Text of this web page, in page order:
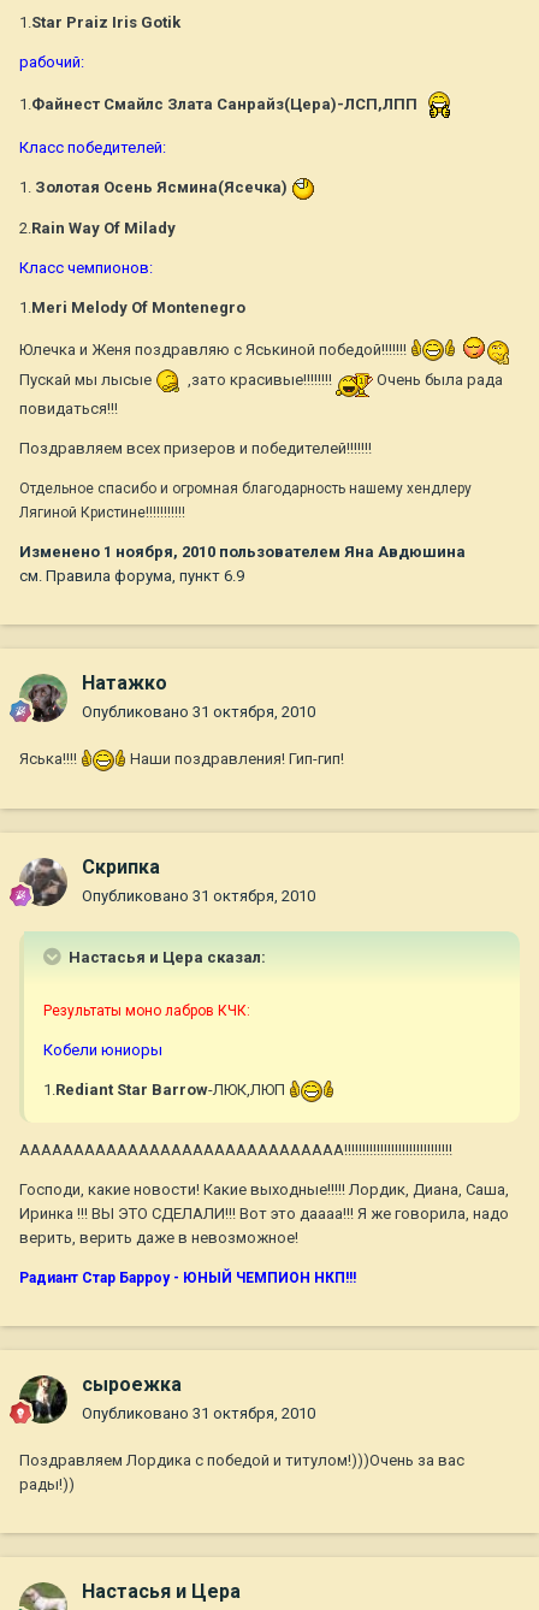
1.Star Praiz Iris Gotik
рабочий:
1.Файнест Смайлс Злата Санрайз(Цера)-ЛСП,ЛПП
Класс победителей:
1. Золотая Осень Ясмина(Ясечка)
2. Rain Way Of Milady
Класс чемпионов:
1. Meri Melody Of Montenegro
Юлечка и Женя поздравляю с Яськиной победой!!!!!!!
Пускай мы лысые
,зато красивые!!!!!!!!
Очень была рада
повидаться!!!
Поздравляем всех призеров и победителей!!!!!!!
Отдельное спасибо и огромная благодарность нашему хендлеру
Лягиной Кристине!!!!!!!!!!!
Изменено 1 ноября, 2010 пользователем Яна Авдюшина
см. Правила форума, пункт 6.9
Натажко
Опубликовано 31 октября, 2010
Яська!!!! Наши поздравления! Гип-гип!
Скрипка
Опубликовано 31 октября, 2010
Настасья и Цера сказал:
Результаты моно лабров КЧК:
Кобели юниоры
1.Rediant Star Barrow-ЛЮК,ЛЮП
АААААААААААААААААААААААААААААА!!!!!!!!!!!!!!!!!!!!!!!!!!!!!!
Господи, какие новости! Какие выходные!!!!! Лордик, Диана, Саша,
Иринка !!! ВЫ ЭТО СДЕЛАЛИ!!! Вот это даааа!!! Я же говорила, надо
верить, верить даже в невозможное!
Радиант Стар Барроу - ЮНЫЙ ЧЕМПИОН НКП!!!
сыроежка
Опубликовано 31 октября, 2010
Поздравляем Лордика с победой и титулом!)))Очень за вас
рады!))
Настасья и Цера